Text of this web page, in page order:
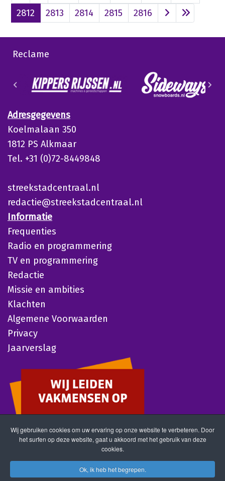
2812
2813 2814 2815 2816
Reclame
Adresgegevens
Koelmalaan 350
1812 PS Alkmaar
Tel. +31 (0)72-8449848
streekstadcentraal.nl
redactie@streekstadcentraal.nl
Informatie
Frequenties
Radio en programmering
TV en programmering
Redactie
Missie en ambities
Klachten
Algemene Voorwaarden
Privacy
Jaarverslag
Wij gebruiken cookies om uw ervaring op onze website te verbeteren. Door
het surfen op deze website, gaat u akkoord met het gebruik van deze
cookies.
Ok, ik heb het begrepen.